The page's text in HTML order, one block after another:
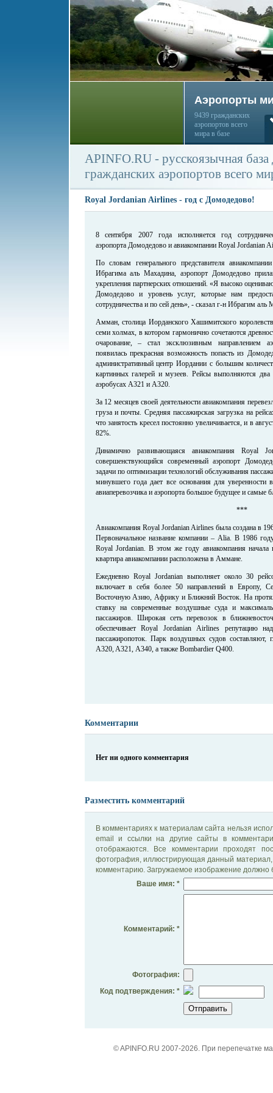
Аэропорты
9439 гражданских
аэропортов всего
мира в базе
APINFO.RU - русскоязычная
гражданских аэропортов всего
Royal Jordanian Airlines - год с Домодедово!
8 сентября 2007 года исполняется год
аэропорта Домодедово и авиакомпании Royal Jordanian
По словам генерального представителя
Ибрагима аль Махадина, аэропорт Домодедово
укрепления партнерских отношений. «Я высоко
Домодедово и уровень услуг, которые нам
сотрудничества и по сей день», - сказал г-н Ибрагим аль
Амман, столица Иорданского Хашимитского
семи холмах, в котором гармонично сочетаются
очарование, – стал эксклюзивным направлением
появилась прекрасная возможность попасть из
административный центр Иордании с большим
картинных галерей и музеев. Рейсы выполняются
аэробусах А321 и А320.
За 12 месяцев своей деятельности авиакомпания
груза и почты. Средняя пассажирская загрузка на
что занятость кресел постоянно увеличивается, и в
82%.
Динамично развивающаяся авиакомпания Royal
совершенствующийся современный аэропорт
задачи по оптимизации технологий обслуживания
минувшего года дает все основания для
авиаперевозчика и аэропорта большое будущее и самые
***
Авиакомпания Royal Jordanian Airlines была создана в
Первоначальное название компании – Alia. В 1986
Royal Jordanian. В этом же году авиакомпания
квартира авиакомпании расположена в Аммане.
Ежедневно Royal Jordanian выполняет около 30
включает в себя более 50 направлений в
Восточную Азию, Африку и Ближний Восток. На
ставку на современные воздушные суда и
пассажиров. Широкая сеть перевозок в
обеспечивает Royal Jordanian Airlines репутацию
пассажиропоток. Парк воздушных судов
A320, A321, А340, а также Bombardier Q400.
Комментарии
Нет ни одного комментария
Разместить комментарий
В комментариях к материалам сайта нельзя
email и ссылки на другие сайты в
отображаются. Все комментарии проходят
фотография, иллюстрирующая данный материал,
комментарию. Загружаемое изображение должно
Ваше имя: *
Комментарий: *
Фотография:
Код подтверждения: *
© APINFO.RU 2007-2026. При перепечатке